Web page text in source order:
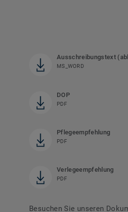
Ausschreibungstext
MS_WORD
DOP
PDF
Pflegeempfehlung
PDF
Verlegeempfehlung
PDF
Besuchen Sie unseren